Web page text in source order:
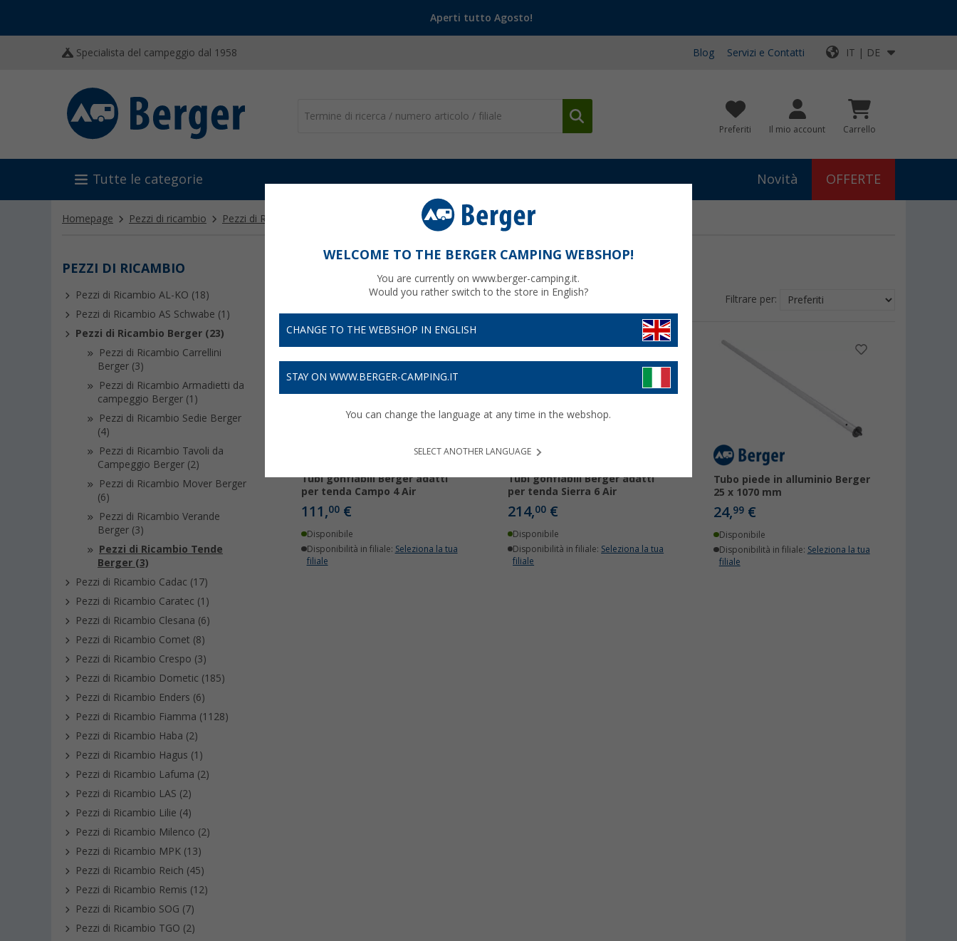
Aperti tutto Agosto!
Specialista del campeggio dal 1958 Blog Servizi e Contatti IT | DE
Preferiti Il mio account Carrello
Tutte le categorie Novità OFFERTE
Homepage Pezzi di ricambio Pezzi di Ricambio Berger Pezzi di Ricambio Tende Berger (3)
PEZZI DI RICAMBIO
Pezzi di Ricambio AL-KO (18)
Pezzi di Ricambio AS Schwabe (1)
Pezzi di Ricambio Berger (23)
Pezzi di Ricambio Carrellini
Berger (3)
Pezzi di Ricambio Armadietti da
campeggio Berger (1)
Pezzi di Ricambio Sedie Berger
(4)
Pezzi di Ricambio Tavoli da
Campeggio Berger (2)
Pezzi di Ricambio Mover Berger
(6)
Pezzi di Ricambio Verande
Berger (3)
Pezzi di Ricambio Tende
Berger (3)
Pezzi di Ricambio Cadac (17)
Pezzi di Ricambio Caratec (1)
Pezzi di Ricambio Clesana (6)
Pezzi di Ricambio Comet (8)
Pezzi di Ricambio Crespo (3)
Pezzi di Ricambio Dometic (185)
Pezzi di Ricambio Enders (6)
Pezzi di Ricambio Fiamma (1128)
Pezzi di Ricambio Haba (2)
Pezzi di Ricambio Hagus (1)
Pezzi di Ricambio Lafuma (2)
Pezzi di Ricambio LAS (2)
Pezzi di Ricambio Lilie (4)
Pezzi di Ricambio Milenco (2)
Pezzi di Ricambio MPK (13)
Pezzi di Ricambio Reich (45)
Pezzi di Ricambio Remis (12)
Pezzi di Ricambio SOG (7)
Pezzi di Ricambio TGO (2)
PEZZI DI RICAMBIO TENDE BERGER
Filtrare per:
Tubi gonfiabili Berger adatti
per tenda Campo 4 Air
111,00 €
Disponibile
Disponibilità in filiale: Seleziona la tua
filiale
Tubi gonfiabili Berger adatti
per tenda Sierra 6 Air
214,00€
Disponibile
Disponibilità in filiale: Seleziona la tua
filiale
Tubo piede in alluminio Berger
25 x 1070 mm
24,99 €
Disponibile
Disponibilità in filiale: Seleziona la tua
filiale
WELCOME TO THE BERGER CAMPING WEBSHOP!
You are currently on www.berger-camping.it.
Would you rather switch to the store in English?
CHANGE TO THE WEBSHOP IN ENGLISH
STAY ON WWW.BERGER-CAMPING.IT
You can change the language at any time in the webshop.
SELECT ANOTHER LANGUAGE